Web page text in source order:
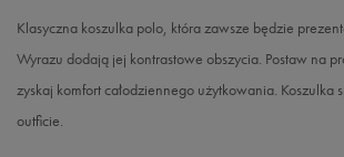
Klasyczna koszulka polo, która zawsze będzie
Wyrazu dodają jej kontrastowe obszycia. Postaw na
zyskaj komfort całodziennego użytkowania. Koszulka
outficie.